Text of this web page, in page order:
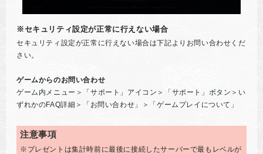
※セキュリティ設定が正常に行えない場合
セキュリティ設定が正常に行えない場合は下記よりお問い合わせくだ
さい。
ゲームからのお問い合わせ
ゲーム内メニュー＞「サポート」アイコン＞「サポート」ボタン＞い
ずれかのFAQ詳細＞「お問い合わせ」＞「ゲームプレイについて」
注意事項
※プレゼントは集計時前に最後に接続したサーバーで最もレベルが